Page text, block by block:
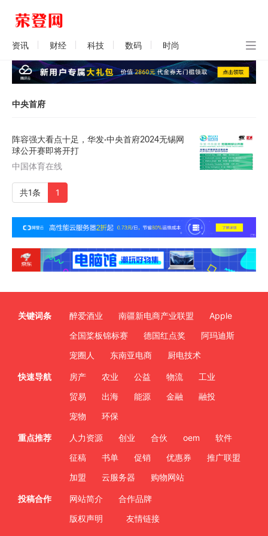
资讯 财经 科技 数码 时尚
中央首府
阵容强大看点十足，华发·中央首府2024无锡网
球公开赛即将开打
中国体育在线
共1条 1
关键词条 醉爱酒业 南疆新电商产业联盟
Apple
全国桨板锦标赛
德国红点奖
阿玛迪斯
宠圈人
东南亚电商 厨电技术
快速导航 房产 农业 公益 物流
工业
贸易
出海 能源 金融
融投
宠物
环保
重点推荐 人力资源 创业 合伙 oem
软件
征稿
书单 促销 优惠券
推广联盟
加盟
云服务器 购物网站
投稿合作 网站简介
合作品牌
版权声明
友情链接